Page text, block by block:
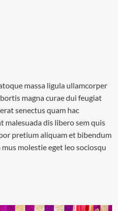
massa ligula ullamcorper
magna curae dui feugiat
senectus quam hac
malesuada dis libero sem quis
pretium aliquam et bibendum
molestie eget leo sociosqu